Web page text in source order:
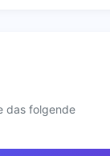
das folgende